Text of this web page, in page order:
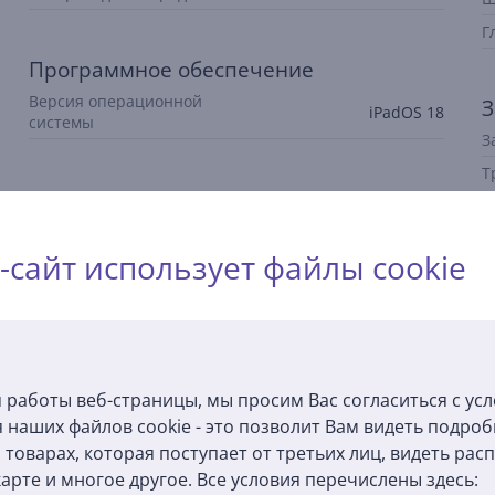
использует файлы cookie
веб-страницы, мы просим Вас согласиться с
наших файлов cookie - это позволит Вам видеть
которая поступает от третьих лиц, видеть
и многое другое. Все условия перечислены здесь:
Программное обеспечение
Версия операционной
системы
iPadOS 18
Описание
обеспечивает высокую производительность и